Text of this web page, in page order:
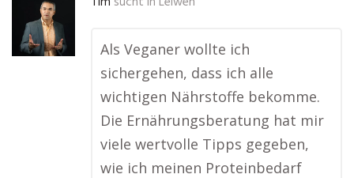
Als Veganer wollte ich
sichergehen, dass ich alle
wichtigen Nährstoffe bekomme.
Die Ernährungsberatung hat mir
viele wertvolle Tipps gegeben,
wie ich meinen Proteinbedarf